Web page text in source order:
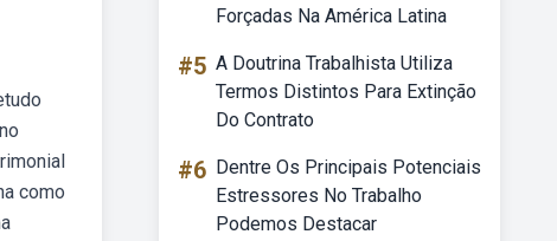
como
Forçadas Na América Latina
#5 A Doutrina Trabalhista Utiliza
Termos Distintos Para Extinção
Do Contrato
#6 Dentre Os Principais Potenciais
Estressores No Trabalho
Podemos Destacar